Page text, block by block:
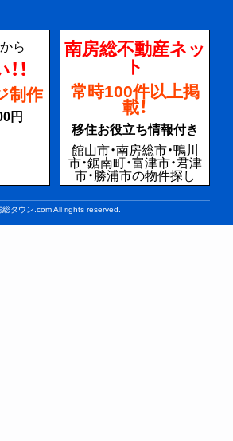
ら
！
制作
円
南房総不動産ネッ
ト
常時100件以上掲
載！
移住お役立ち情報付き
館山市・南房総市・鴨川
市・鋸南町・富津市・君津
市・勝浦市の物件探し
総タウン.com All rights reserved.